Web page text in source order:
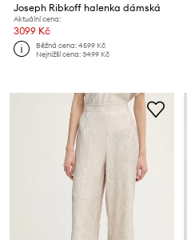
Joseph Ribkoff halenka dámská
Aktuální cena:
3099 Kč
Běžná cena:4599 Kč
Nejnižší cena:3499 Kč